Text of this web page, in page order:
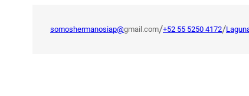
somoshermanosiap@gmail.com/+52 55 5250 4172/